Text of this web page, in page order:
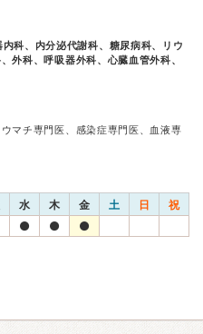
科、内分泌代謝科、糖尿病科、リウ
外科、呼吸器外科、心臓血管外科、
マチ専門医、感染症専門医、血液専
水 木 金 土 日 祝